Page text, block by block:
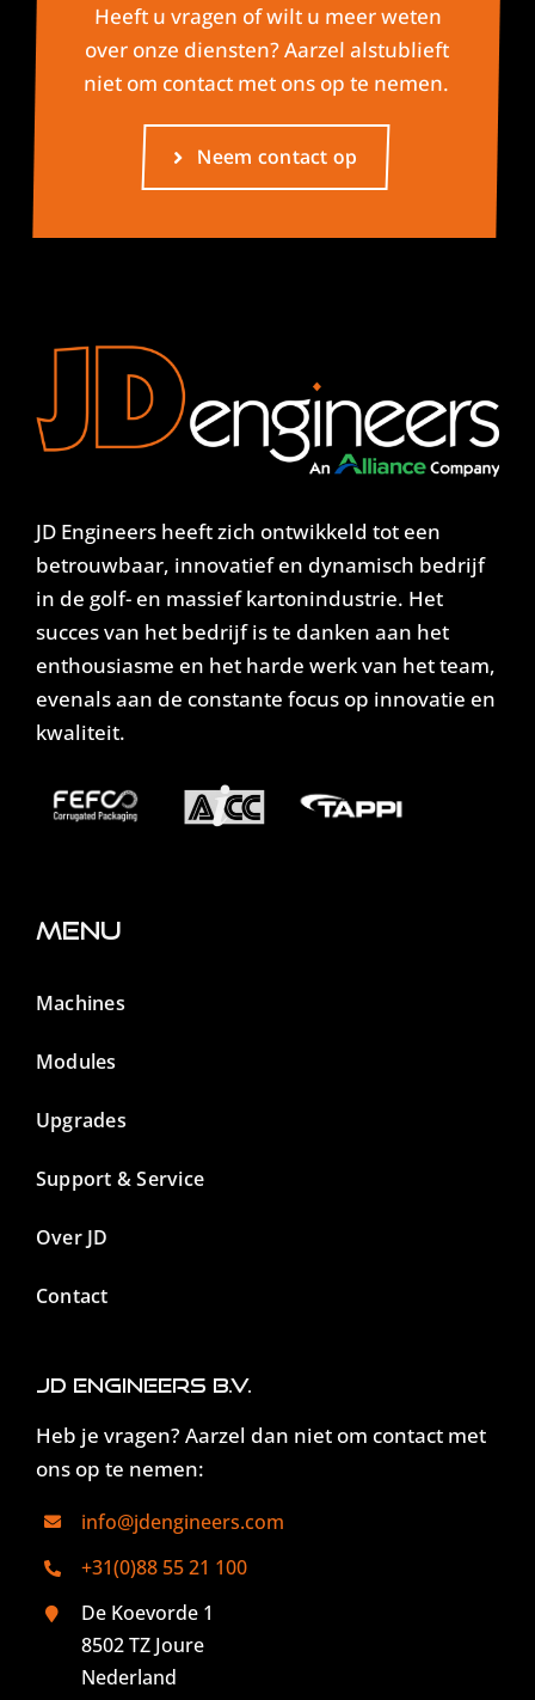
Heeft u vragen of wilt u meer weten
over onze diensten? Aarzel alstublieft
niet om contact met ons op te nemen.
Neem contact op
JD Engineers heeft zich ontwikkeld tot een
betrouwbaar, innovatief en dynamisch bedrijf
in de golf- en massief kartonindustrie. Het
succes van het bedrijf is te danken aan het
enthousiasme en het harde werk van het team,
evenals aan de constante focus op innovatie en
kwaliteit.
Menu
Machines
Modules
Upgrades
Support & Service
Over JD
Contact
JD Engineers B.V.
Heb je vragen? Aarzel dan niet om contact met
ons op te nemen:
info@jdengineers.com
+31(0)88 55 21 100
De Koevorde 1
8502 TZ Joure
Nederland